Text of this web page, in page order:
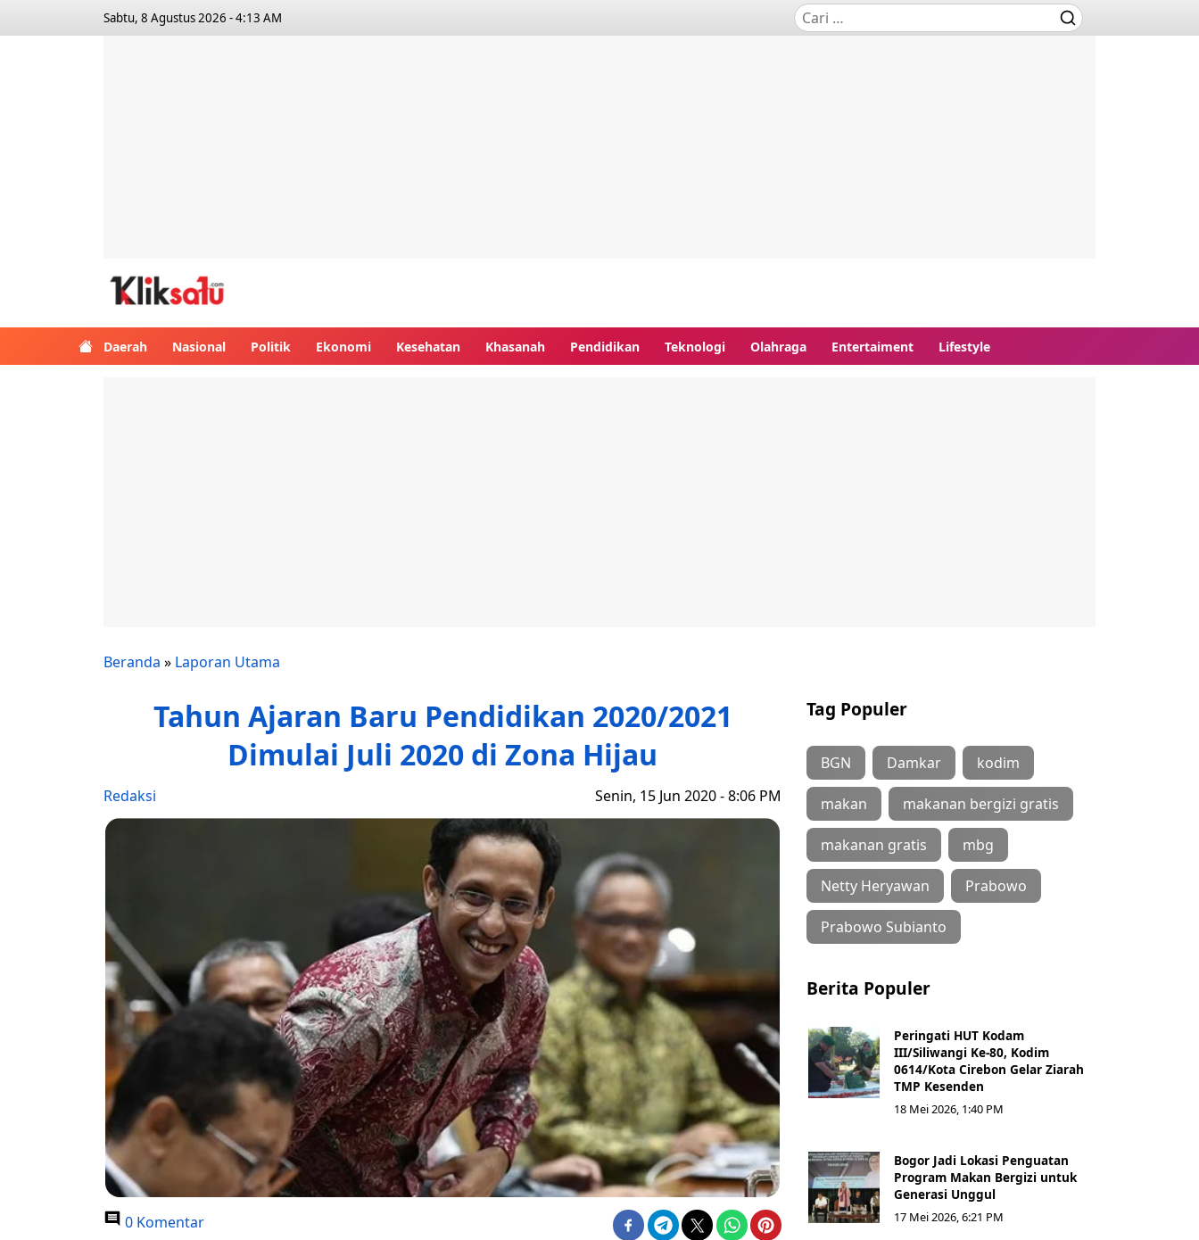
Sabtu, 8 Agustus 2026 - 4:13 AM
Daerah Nasional Politik Ekonomi Kesehatan Khasanah Pendidikan Teknologi Olahraga Entertaiment Lifestyle
Beranda » Laporan Utama
Tahun Ajaran Baru Pendidikan 2020/2021
Dimulai Juli 2020 di Zona Hijau
Redaksi Senin, 15 Jun 2020 - 8:06 PM
0 Komentar
Tag Populer
BGN Damkar kodim
makan makanan bergizi gratis
makanan gratis mbg
Netty Heryawan Prabowo
Prabowo Subianto
Berita Populer
Peringati HUT Kodam
III/Siliwangi Ke-80, Kodim
0614/Kota Cirebon Gelar Ziarah
TMP Kesenden
18 Mei 2026, 1:40 PM
Bogor Jadi Lokasi Penguatan
Program Makan Bergizi untuk
Generasi Unggul
17 Mei 2026, 6:21 PM